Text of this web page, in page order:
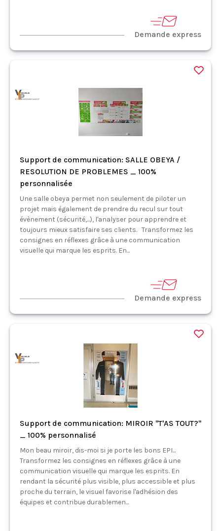
Demande express
Support de communication: SALLE OBEYA /
RESOLUTION DE PROBLEMES _ 100%
personnalisée
Une salle obeya permet non seulement de piloter un
projet mais également de prendre du recul sur tout
évènement (sécurité,...), l'analyser pour apprendre et
toujours mieux satisfaire ses clients. Transformez les
consignes en réflexes grâce à une communication
visuelle qui marque les esprits. En...
Demande express
Support de communication: MIROIR "T'AS TOUT?"
_ 100% personnalisé
Mon beau miroir, dis-moi si je porte les bons EPI...
Transformez les consignes en réflexes grâce à une
communication visuelle qui marque les esprits. En
rendant la sécurité plus visible, plus accessible et plus
proche du terrain, le visuel favorise l'adhésion des
équipes et contribue durablemen...